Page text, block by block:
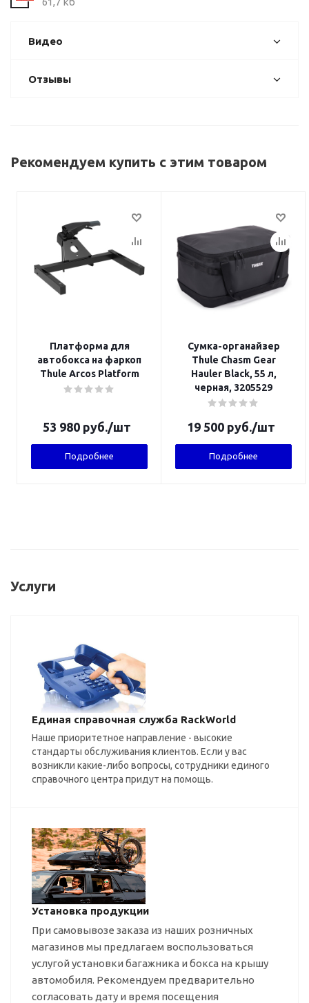
Видео
Отзывы
Рекомендуем купить с этим товаром
Платформа для
автобокса на фаркоп
Thule Arcos Platform
53 980 руб./шт
Подробнее
Сумка-органайзер
Thule Chasm Gear
Hauler Black, 55 л,
черная, 3205529
19 500 руб./шт
Подробнее
Услуги
Единая справочная служба RackWorld
Наше приоритетное направление - высокие
стандарты обслуживания клиентов. Если у вас
возникли какие-либо вопросы, сотрудники единого
справочного центра придут на помощь.
Установка продукции
При самовывозе заказа из наших розничных
магазинов мы предлагаем воспользоваться
услугой установки багажника и бокса на крышу
автомобиля. Рекомендуем предварительно
согласовать дату и время посещения